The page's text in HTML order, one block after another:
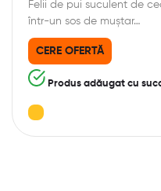
Felii de pui suculent de
într-un sos de muștar…
CERE OFERTĂ
Produs adăugat cu